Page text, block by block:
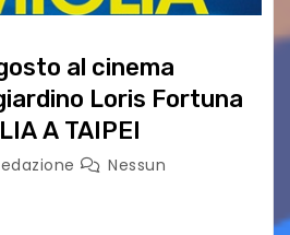
al cinema
Loris Fortuna
A TAIPEI
Nessun